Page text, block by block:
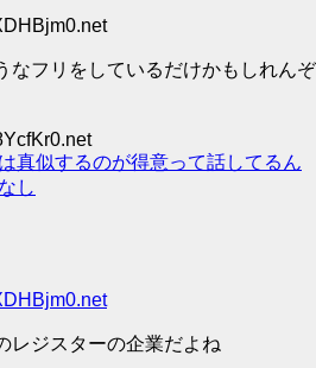
なフリをしているだけかもしれんぞ
真似するのが得意って話してるん
し
レジスターの企業だよね